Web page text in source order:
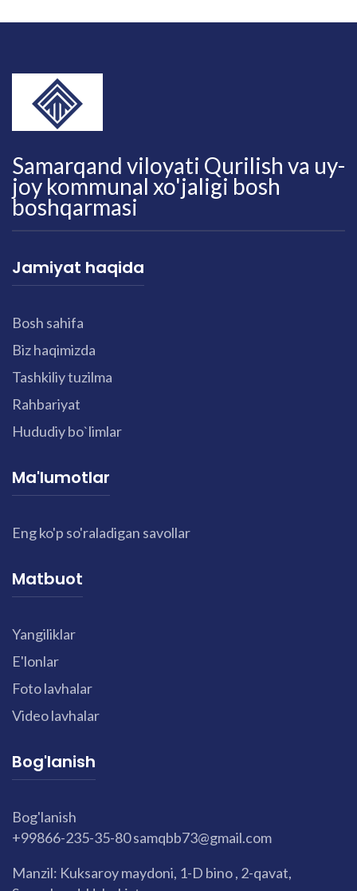
Samarqand viloyati Qurilish va uy-
joy kommunal xo'jaligi bosh
boshqarmasi
Jamiyat haqida
Bosh sahifa
Biz haqimizda
Tashkiliy tuzilma
Rahbariyat
Hududiy bo`limlar
Ma'lumotlar
Eng ko'p so'raladigan savollar
Matbuot
Yangiliklar
E'lonlar
Foto lavhalar
Video lavhalar
Bog'lanish
Bog'lanish
+99866-235-35-80samqbb73@gmail.com
Manzil: Kuksaroy maydoni, 1-D bino , 2-qavat,